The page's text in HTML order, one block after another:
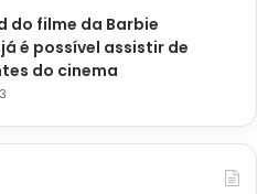
sorte!
Avalie este post post
do filme da Barbie
é possível assistir de
do cinema